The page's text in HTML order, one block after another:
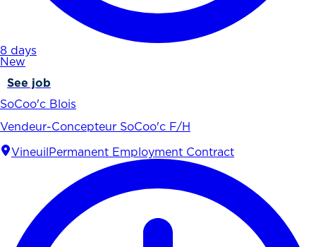
8 days
New
See job
SoCoo'c Blois
Vendeur-Concepteur SoCoo'c F/H
Vineuil Permanent Employment Contract